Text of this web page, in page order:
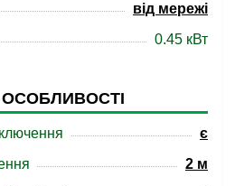
від мережі
0.45 кВт
ОСОБЛИВОСТІ
є
2 м